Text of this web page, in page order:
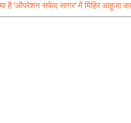
है 'ऑपरेशन सफेद सागर' में मिहिर आहूजा